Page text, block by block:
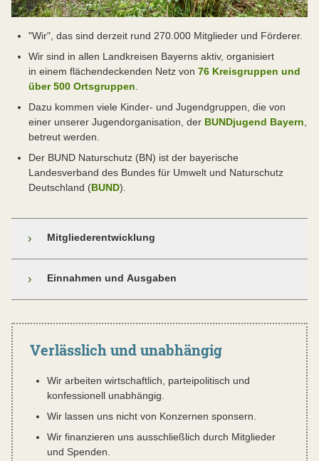
"Wir", das sind derzeit rund 270.000 Mitglieder und Förderer.
Wir sind in allen Landkreisen Bayerns aktiv, organisiert
in einem flächendeckenden Netz von 76 Kreisgruppen und
über 500 Ortsgruppen
Dazu kommen viele Kinder- und Jugendgruppen, die von
einer unserer Jugendorganisation, der BUNDjugend Bayern
betreut werden.
Der BUND Naturschutz (BN) ist der bayerische
Landesverband des Bundes für Umwelt und Naturschutz
Deutschland (BUND).
› Mitgliederentwicklung
Ohne Mitglieder und Förderer wäre die wichtige Arbeit
› Einnahmen und Ausgaben
Verlässlich und unabhängig
Wir arbeiten wirtschaftlich, parteipolitisch und
konfessionell unabhängig.
Wir lassen uns nicht von Konzernen sponsern.
Wir finanzieren uns ausschließlich durch Mitglieder
und Spenden.